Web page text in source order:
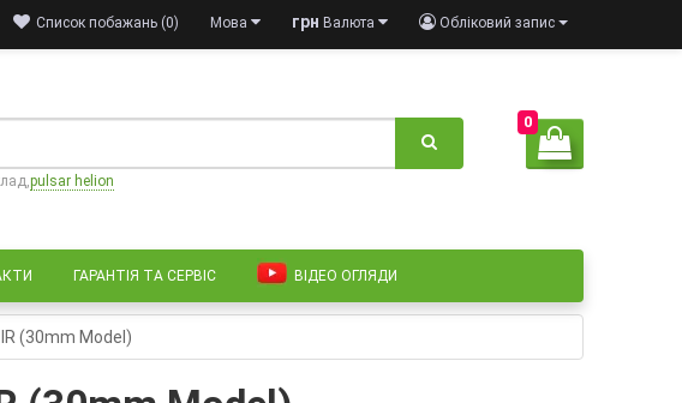
Обліковий запис
грн Валюта
Мова
Список побажань (0)
0
pulsar helion
ГАРАНТІЯ ТА СЕРВІС ВІДЕО ОГЛЯДИ
(30mm Model)